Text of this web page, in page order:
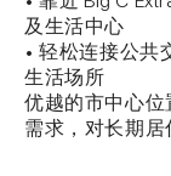
及生活中心
• 轻松连接公共
生活场所
优越的市中心
需求，对长期居